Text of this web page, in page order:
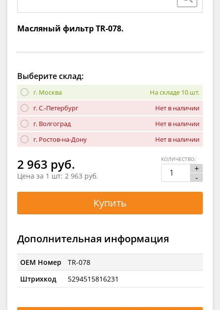
Масляный фильтр TR-078.
Выберите склад:
г. Москва
На складе 10 шт.
г. С.-Петербург
Нет в наличии
г. Волгоград
Нет в наличии
г. Ростов-на-Дону
Нет в наличии
2 963 руб.
Цена за 1 шт: 2 963 руб.
+
-
КОЛИЧЕСТВО:
Купить
Дополнительная информация
OEM Номер
TR-078
Штрихкод
5294515816231